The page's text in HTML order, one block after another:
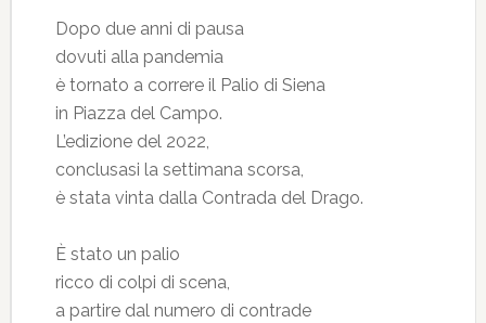
Dopo due anni di pausa
dovuti alla pandemia
è tornato a correre il Palio di Siena
in Piazza del Campo.
L’edizione del 2022,
conclusasi la settimana scorsa,
è stata vinta dalla Contrada del Drago.
È stato un palio
ricco di colpi di scena,
a partire dal numero di contrade